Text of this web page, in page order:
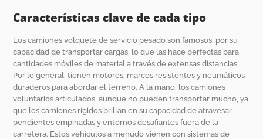
Características clave de cada tipo
Los camiones volquete de servicio pesado son famosos, por su
capacidad de transportar cargas, lo que las hace perfectas para
cantidades móviles de material a través de extensas distancias.
Por lo general, tienen motores, marcos resistentes y neumáticos
duraderos para abordar el terreno. A la mano, los camiones
voluntarios articulados, aunque no pueden transportar mucho, ya
que los camiones rígidos brillan en su capacidad de atravesar
pendientes empinadas y entornos desafiantes fuera de la
carretera. Estos vehículos a menudo vienen con sistemas de